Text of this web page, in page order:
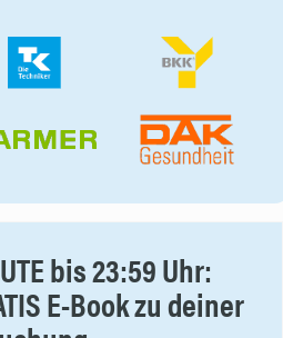
bis 23:59 Uhr:
E-Book zu deiner